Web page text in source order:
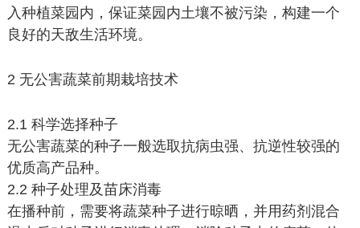
入种植菜园内，保证菜园内土壤不被污染，构建一个
良好的天敌生活环境。
2 无公害蔬菜前期栽培技术
2.1 科学选择种子
无公害蔬菜的种子一般选取抗病虫强、抗逆性较强的
优质高产品种。
2.2 种子处理及苗床消毒
在播种前，需要将蔬菜种子进行晾晒，并用药剂混合